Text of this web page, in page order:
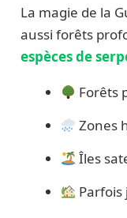
La magie de la
aussi forêts
espèces de
Forêts
Zones
Îles
Parfois